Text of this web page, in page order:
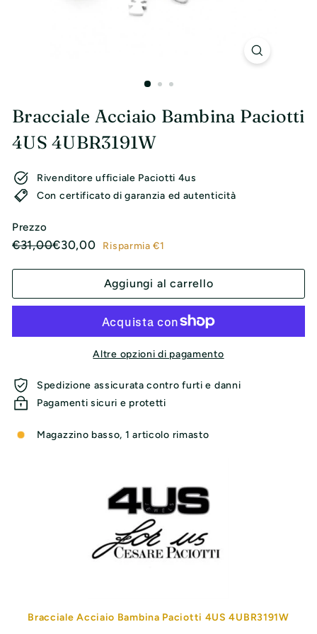
Bracciale Acciaio Bambina Paciotti
4US 4UBR3191W
Rivenditore ufficiale Paciotti 4us
Con certificato di garanzia ed autenticità
Prezzo
Prezzo
€31,00€31,00
Prezzo€30,00€30,00
Risparmia €1
Aggiungi al carrello
Altre opzioni di pagamento
Spedizione assicurata contro furti e danni
Pagamenti sicuri e protetti
Magazzino basso, 1 articolo rimasto
Bracciale Acciaio Bambina Paciotti 4US 4UBR3191W